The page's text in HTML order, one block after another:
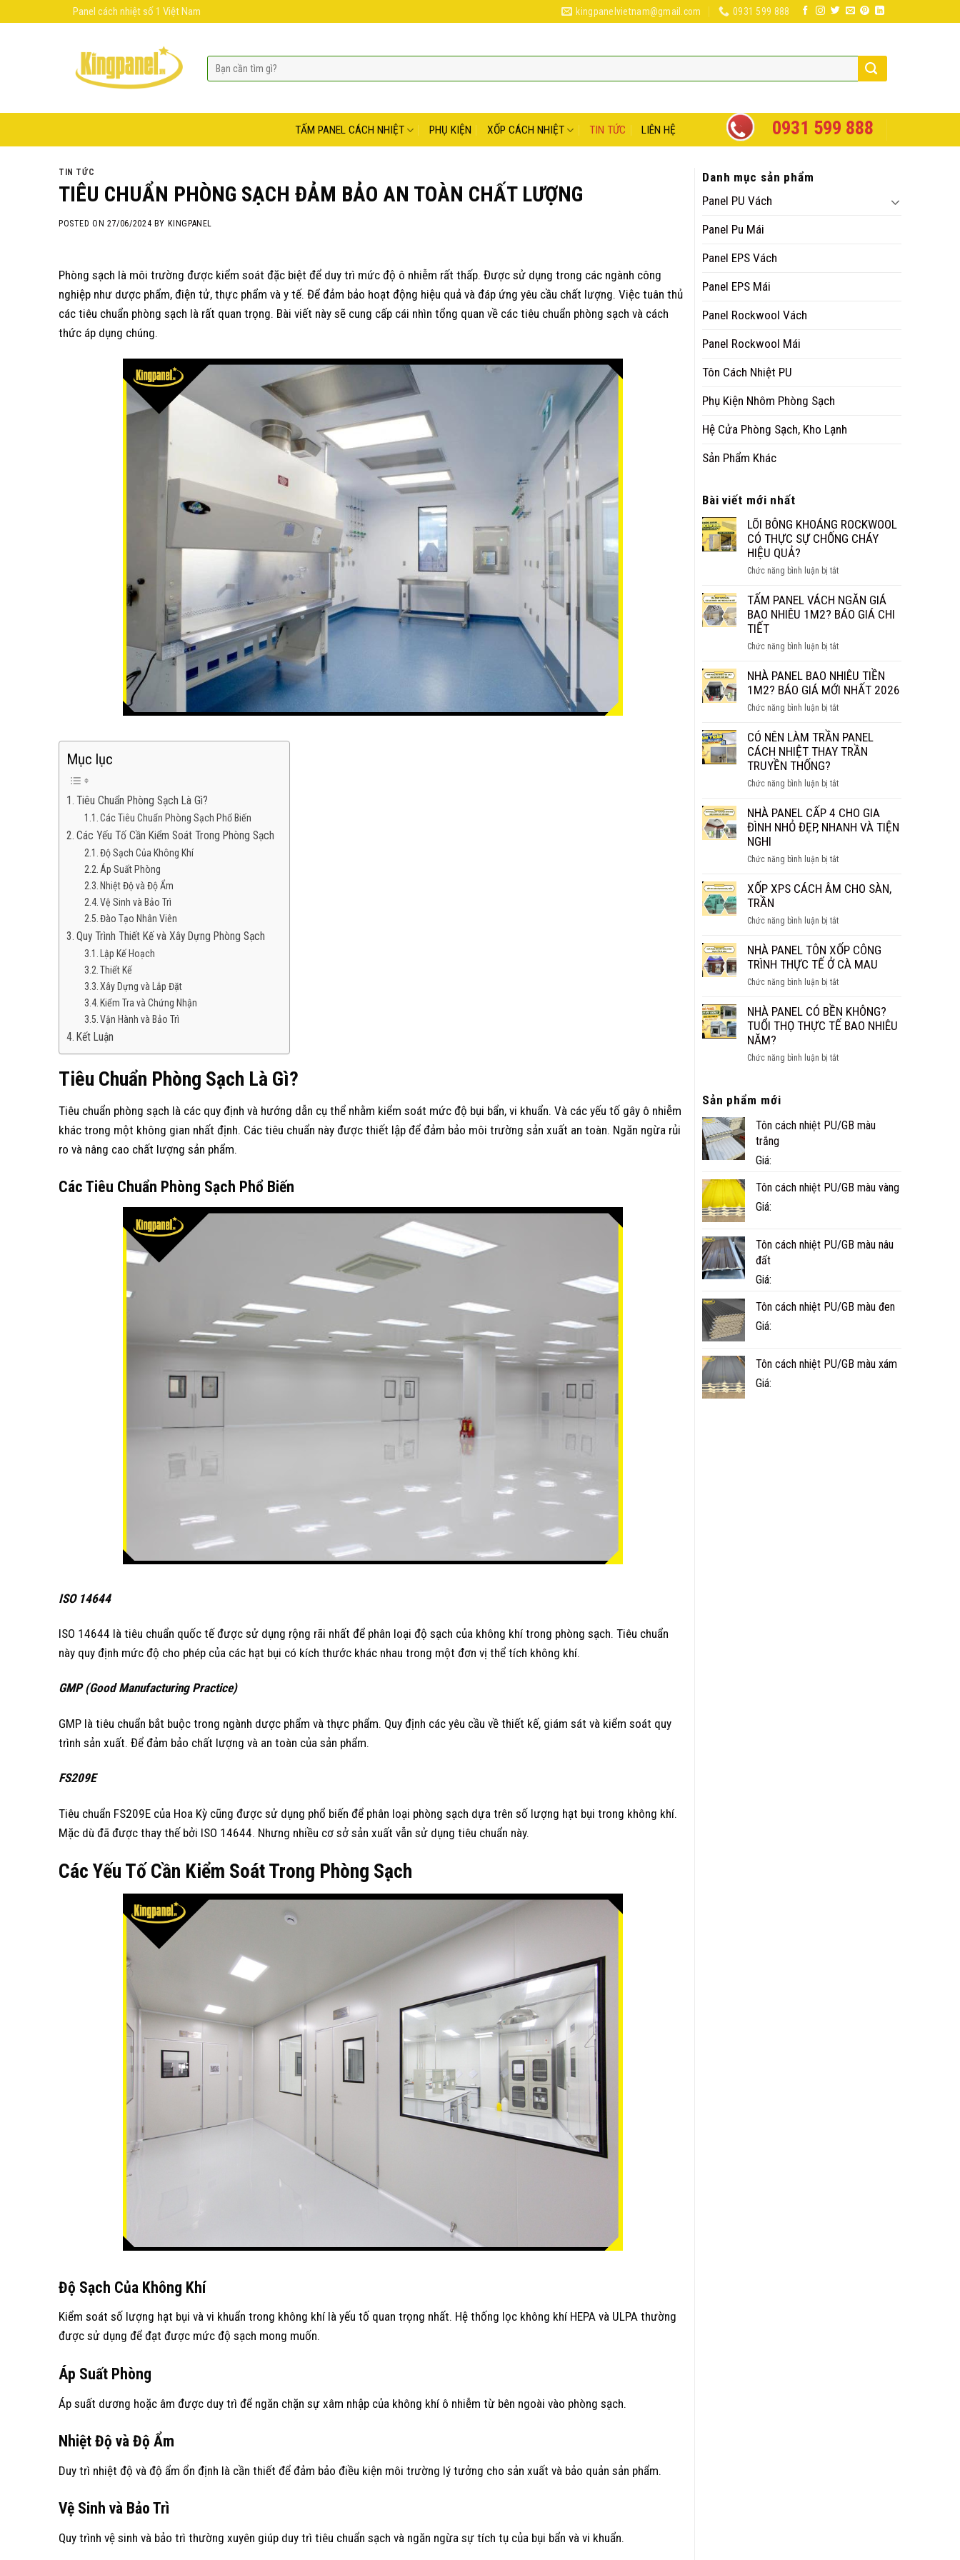
Panel cách nhiệt số 1 Việt Nam kingpanelvietnam@gmail.com 0931 599 888
TẤM PANEL CÁCH NHIỆT PHỤ KIỆN XỐP CÁCH NHIỆT TIN TỨC LIÊN HỆ 0931 599 888
TIN TỨC
TIÊU CHUẨN PHÒNG SẠCH ĐẢM BẢO AN TOÀN CHẤT LƯỢNG
POSTED ON27/06/2024 BY KINGPANEL
Phòng sạch là môi trường được kiểm soát đặc biệt để duy trì mức độ ô nhiễm rất thấp. Được sử dụng trong các ngành công
nghiệp như dược phẩm, điện tử, thực phẩm và y tế. Để đảm bảo hoạt động hiệu quả và đáp ứng yêu cầu chất lượng. Việc tuân thủ
các tiêu chuẩn phòng sạch là rất quan trọng. Bài viết này sẽ cung cấp cái nhìn tổng quan về các tiêu chuẩn phòng sạch và cách
thức áp dụng chúng.
Mục lục
Tiêu Chuẩn Phòng Sạch Là Gì?
Các Tiêu Chuẩn Phòng Sạch Phổ Biến
Các Yếu Tố Cần Kiểm Soát Trong Phòng Sạch
Độ Sạch Của Không Khí
Áp Suất Phòng
Nhiệt Độ và Độ Ẩm
Vệ Sinh và Bảo Trì
Đào Tạo Nhân Viên
Quy Trình Thiết Kế và Xây Dựng Phòng Sạch
Lập Kế Hoạch
Thiết Kế
Xây Dựng và Lắp Đặt
Kiểm Tra và Chứng Nhận
Vận Hành và Bảo Trì
Kết Luận
Tiêu Chuẩn Phòng Sạch Là Gì?
Tiêu chuẩn phòng sạch là các quy định và hướng dẫn cụ thể nhằm kiểm soát mức độ bụi bẩn, vi khuẩn. Và các yếu tố gây ô nhiễm
khác trong một không gian nhất định. Các tiêu chuẩn này được thiết lập để đảm bảo môi trường sản xuất an toàn. Ngăn ngừa rủi
ro và nâng cao chất lượng sản phẩm.
Các Tiêu Chuẩn Phòng Sạch Phổ Biến
ISO 14644
ISO 14644 là tiêu chuẩn quốc tế được sử dụng rộng rãi nhất để phân loại độ sạch của không khí trong phòng sạch. Tiêu chuẩn
này quy định mức độ cho phép của các hạt bụi có kích thước khác nhau trong một đơn vị thể tích không khí.
GMP (Good Manufacturing Practice)
GMP là tiêu chuẩn bắt buộc trong ngành dược phẩm và thực phẩm. Quy định các yêu cầu về thiết kế, giám sát và kiểm soát quy
trình sản xuất. Để đảm bảo chất lượng và an toàn của sản phẩm.
FS209E
Tiêu chuẩn FS209E của Hoa Kỳ cũng được sử dụng phổ biến để phân loại phòng sạch dựa trên số lượng hạt bụi trong không khí.
Mặc dù đã được thay thế bởi ISO 14644. Nhưng nhiều cơ sở sản xuất vẫn sử dụng tiêu chuẩn này.
Các Yếu Tố Cần Kiểm Soát Trong Phòng Sạch
Độ Sạch Của Không Khí
Kiểm soát số lượng hạt bụi và vi khuẩn trong không khí là yếu tố quan trọng nhất. Hệ thống lọc không khí HEPA và ULPA thường
được sử dụng để đạt được mức độ sạch mong muốn.
Áp Suất Phòng
Áp suất dương hoặc âm được duy trì để ngăn chặn sự xâm nhập của không khí ô nhiễm từ bên ngoài vào phòng sạch.
Nhiệt Độ và Độ Ẩm
Duy trì nhiệt độ và độ ẩm ổn định là cần thiết để đảm bảo điều kiện môi trường lý tưởng cho sản xuất và bảo quản sản phẩm.
Vệ Sinh và Bảo Trì
Quy trình vệ sinh và bảo trì thường xuyên giúp duy trì tiêu chuẩn sạch và ngăn ngừa sự tích tụ của bụi bẩn và vi khuẩn.
Danh mục sản phẩm
Panel PU Vách
Panel Pu Mái
Panel EPS Vách
Panel EPS Mái
Panel Rockwool Vách
Panel Rockwool Mái
Tôn Cách Nhiệt PU
Phụ Kiện Nhôm Phòng Sạch
Hệ Cửa Phòng Sạch, Kho Lạnh
Sản Phẩm Khác
Bài viết mới nhất
LÕI BÔNG KHOÁNG ROCKWOOL
CÓ THỰC SỰ CHỐNG CHÁY
HIỆU QUẢ?
Chức năng bình luận bị tắtở
BÔNG
KHOÁNG
THỰC
CHỐNG
CHÁY
HIỆU
TẤM PANEL VÁCH NGĂN GIÁ
BAO NHIÊU 1M2? BÁO GIÁ CHI
TIẾT
Chức năng bình luận bị tắtở
PANEL
VÁCH
GIÁ
NHIÊU
1M2?
GIÁ
TIẾT
NHÀ PANEL BAO NHIÊU TIỀN
1M2? BÁO GIÁ MỚI NHẤT 2026
Chức năng bình luận bị tắtở
PANEL
BAO
1M2?
GIÁ
MỚI
2026
CÓ NÊN LÀM TRẦN PANEL
CÁCH NHIỆT THAY TRẦN
TRUYỀN THỐNG?
Chức năng bình luận bị tắtở
NÊN
LÀM
CÁCH
THAY
TRUYỀN
NHÀ PANEL CẤP 4 CHO GIA
ĐÌNH NHỎ ĐẸP, NHANH VÀ TIỆN
NGHI
Chức năng bình luận bị tắtở
PANEL
CHO
GIA
ĐÌNH
NHỎ
ĐẸP,
VÀ
TIỆN
XỐP XPS CÁCH ÂM CHO SÀN,
TRẦN
Chức năng bình luận bị tắtở
XPS
CÁCH
CHO
TRẦN
NHÀ PANEL TÔN XỐP CÔNG
TRÌNH THỰC TẾ Ở CÀ MAU
Chức năng bình luận bị tắtở
PANEL
TÔN
TRÌNH
MAU
NHÀ PANEL CÓ BỀN KHÔNG?
TUỔI THỌ THỰC TẾ BAO NHIÊU
NĂM?
Chức năng bình luận bị tắtở
KHÔNG?
BAO
Sản phẩm mới
Tôn cách nhiệt PU/GB màu
trắng
Giá:
Tôn cách nhiệt PU/GB màu vàng
Giá:
Tôn cách nhiệt PU/GB màu nâu
đất
Giá:
Tôn cách nhiệt PU/GB màu đen
Giá:
Tôn cách nhiệt PU/GB màu xám
Giá: